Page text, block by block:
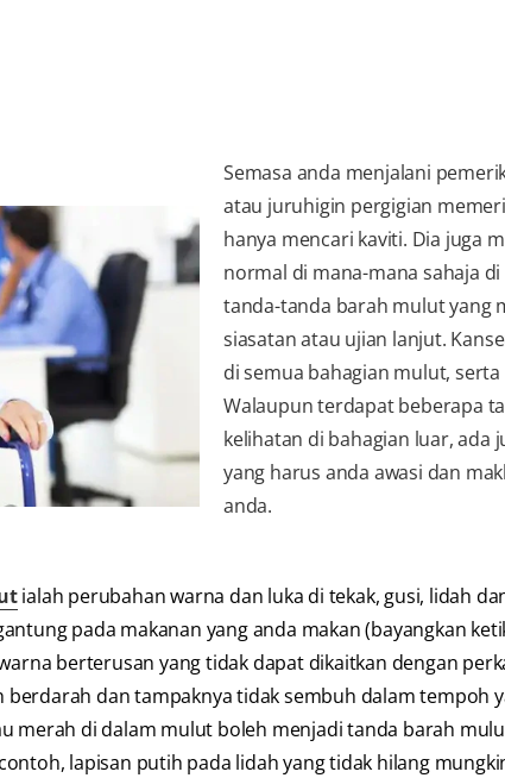
Semasa anda menjalani
atau juruhigin pergigian
hanya mencari kaviti. Dia juga
normal di mana-mana sahaja
tanda-tanda barah mulut yang
siasatan atau ujian lanjut.
di semua bahagian mulut,
Walaupun terdapat beberapa
kelihatan di bahagian luar, ada
yang harus anda awasi dan
anda.
ialah perubahan warna dan luka di tekak, gusi, lidah
pada makanan yang anda makan (bayangkan
berterusan yang tidak dapat dikaitkan dengan
berdarah dan tampaknya tidak sembuh dalam tempoh
merah di dalam mulut boleh menjadi tanda barah
lapisan putih pada lidah yang tidak hilang